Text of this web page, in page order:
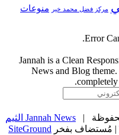
مركز فضل محمد خير منوعات
Error
Jannah is a Clean
News and Blog
Jannah News الثيم
| مُستضاف بفخر SiteGround